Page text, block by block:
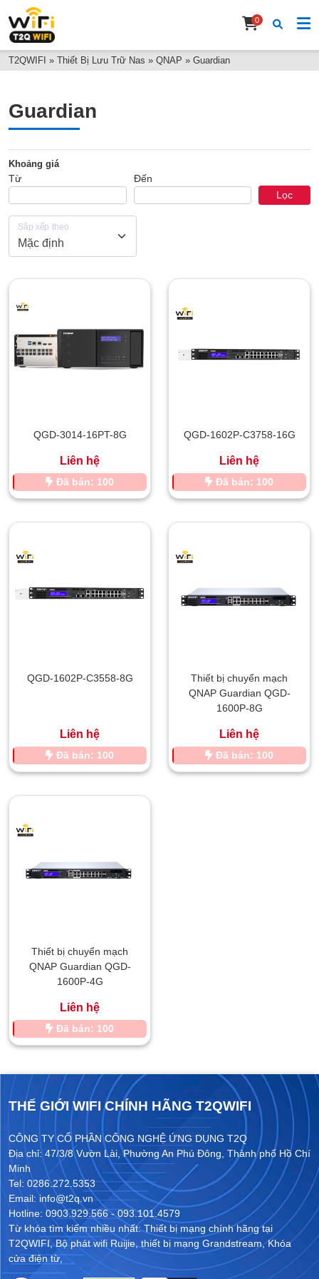
0
T2QWIFI » Thiết Bị Lưu Trữ Nas » QNAP » Guardian
Guardian
Sắp xếp theo
QGD-3014-16PT-8G
Liên hệ
Đã bán: 100
QGD-1602P-C3758-16G
Liên hệ
Đã bán: 100
QGD-1602P-C3558-8G
Liên hệ
Đã bán: 100
Thiết bị chuyển mạch
QNAP Guardian QGD-
1600P-8G
Liên hệ
Đã bán: 100
Thiết bị chuyển mạch
QNAP Guardian QGD-
1600P-4G
Liên hệ
Đã bán: 100
Khoảng giá
Từ
Đến
Lọc
THẾ GIỚI WIFI CHÍNH HÃNG T2QWIFI
CÔNG TY CỔ PHẦN CÔNG NGHỆ ỨNG DỤNG T2Q
Địa chỉ: 47/3/8 Vườn Lài, Phường An Phú Đông, Thành phố Hồ Chí
Minh
Tel: 0286.272.5353
Email: info@t2q.vn
Hotline: 0903.929.566 - 093.101.4579
Từ khóa tìm kiếm nhiều nhất:Thiết bị mạng chính hãng tại
T2QWIFI,Bộ phát wifi Ruijie,thiết bị mạng Grandstream,Khóa
cửa điện từ,